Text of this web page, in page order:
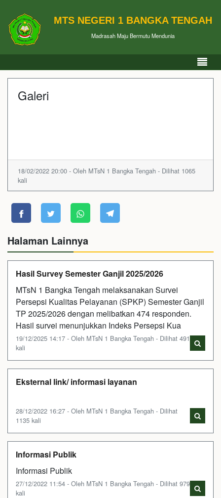
MTS NEGERI 1 BANGKA TENGAH
Madrasah Maju Bermutu Mendunia
Galeri
18/02/2022 20:00 - Oleh MTsN 1 Bangka Tengah - Dilihat 1065
kali
Halaman Lainnya
Hasil Survey Semester Ganjil 2025/2026
MTsN 1 Bangka Tengah melaksanakan Survei
Persepsi Kualitas Pelayanan (SPKP) Semester Ganjil
TP 2025/2026 dengan melibatkan 474 responden.
Hasil survei menunjukkan Indeks Persepsi Kua
19/12/2025 14:17 - Oleh MTsN 1 Bangka Tengah - Dilihat 491
kali
Eksternal link/ informasi layanan
28/12/2022 16:27 - Oleh MTsN 1 Bangka Tengah - Dilihat
1135 kali
Informasi Publik
Informasi Publik
27/12/2022 11:54 - Oleh MTsN 1 Bangka Tengah - Dilihat 979
kali